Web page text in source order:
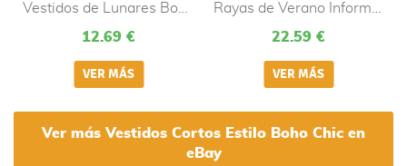
Vestidos de Lunares Boho
Chic Dresses Atado
Playa Cóctel Noche,
Estampado Flores Sexy
Maxi de Fiesta(B Rojo,XL)
12.69 €
Rayas de Verano Informal
para Mujer Vestido
Negros(e-Verde,L)
22.59 €
Ver más Vestidos Cortos Estilo Boho Chic en
eBay